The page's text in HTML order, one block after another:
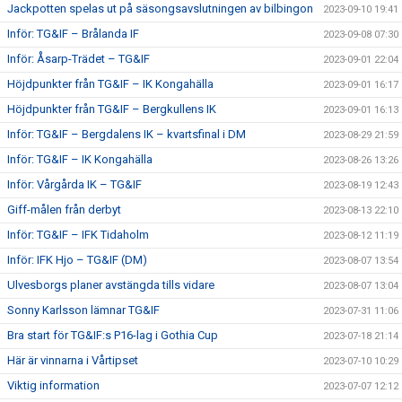
Jackpotten spelas ut på säsongsavslutningen av bilbingon 2023-09-10 19:41
Inför: TG&IF – Brålanda IF 2023-09-08 07:30
Inför: Åsarp-Trädet – TG&IF 2023-09-01 22:04
Höjdpunkter från TG&IF – IK Kongahälla 2023-09-01 16:17
Höjdpunkter från TG&IF – Bergkullens IK 2023-09-01 16:13
Inför: TG&IF – Bergdalens IK – kvartsfinal i DM 2023-08-29 21:59
Inför: TG&IF – IK Kongahälla 2023-08-26 13:26
Inför: Vårgårda IK – TG&IF 2023-08-19 12:43
Giff-målen från derbyt 2023-08-13 22:10
Inför: TG&IF – IFK Tidaholm 2023-08-12 11:19
Inför: IFK Hjo – TG&IF (DM) 2023-08-07 13:54
Ulvesborgs planer avstängda tills vidare 2023-08-07 13:04
Sonny Karlsson lämnar TG&IF 2023-07-31 11:06
Bra start för TG&IF:s P16-lag i Gothia Cup 2023-07-18 21:14
Här är vinnarna i Vårtipset 2023-07-10 10:29
Viktig information 2023-07-07 12:12